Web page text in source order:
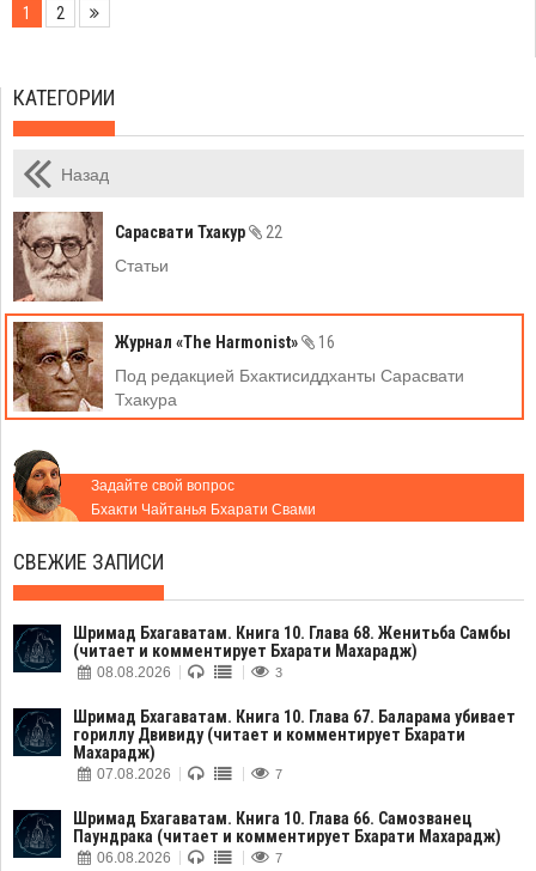
1 2
КАТЕГОРИИ
Назад
Сарасвати Тхакур
22
Статьи
Журнал «The Harmonist»
16
Под редакцией Бхактисиддханты Сарасвати
Тхакура
Задайте свой вопрос
Бхакти Чайтанья Бхарати Свами
СВЕЖИЕ ЗАПИСИ
Шримад Бхагаватам. Книга 10. Глава 68. Женитьба Самбы
(читает и комментирует Бхарати Махарадж)
08.08.2026 3
Шримад Бхагаватам. Книга 10. Глава 67. Баларама убивает
гориллу Двивиду (читает и комментирует Бхарати
Махарадж)
07.08.2026 7
Шримад Бхагаватам. Книга 10. Глава 66. Самозванец
Паундрака (читает и комментирует Бхарати Махарадж)
06.08.2026 7